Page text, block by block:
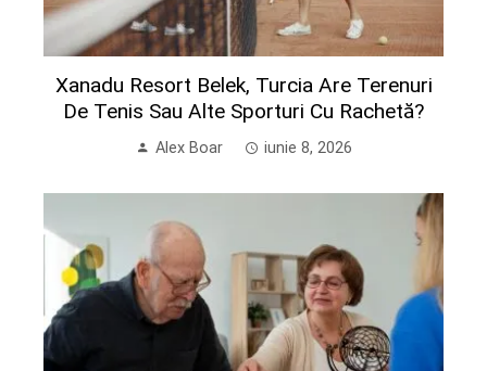
Xanadu Resort Belek, Turcia Are Terenuri
De Tenis Sau Alte Sporturi Cu Rachetă?
Alex Boar iunie 8, 2026